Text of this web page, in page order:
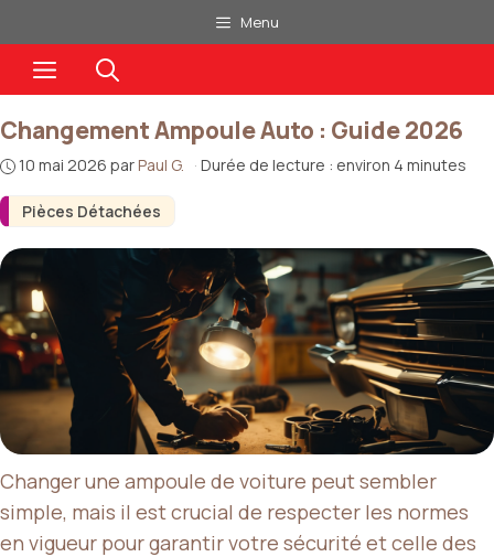
au
contenu
Menu
Menu
Pièces Détachées
Changement Ampoule Auto : Guide 2026
10 mai 2026 parPaul G. · Durée de lecture : environ 4 minutes
Changer une ampoule de voiture peut sembler
simple, mais il est crucial de respecter les normes
en vigueur pour garantir votre sécurité et celle des